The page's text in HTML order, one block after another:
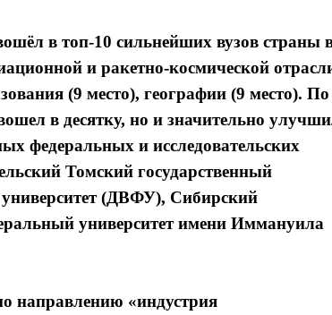
в топ-10 сильнейших вузов страны
и ракетно-космической
(9 место), географии (9 место). По
в десятку, но и значительно
федеральных и исследовательских
Томский государственный
(ДВФУ), Сибирский
университет имени Иммануила
направлению «индустрия